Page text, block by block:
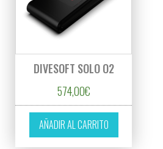
DIVESOFT SOLO O2
574,00€
AÑADIR AL CARRITO